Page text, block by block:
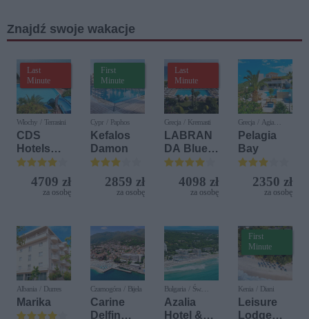
Znajdź swoje wakacje
Last
Minute
Włochy / Terrasini
CDS
Hotels
Terrasini
(ex. Citta
del Mare)
4709 zł
za osobę
First
Minute
Cypr / Paphos
Kefalos
Damon
2859 zł
za osobę
Last
Minute
Grecja / Kremasti
LABRAN
DA Blue
Bay
Resort
4098 zł
za osobę
Grecja / Agia
Pelagia
Pelagia
Bay
2350 zł
za osobę
Albania / Durres
Marika
Czarnogóra / Bijela
Carine
Delfin
Bułgaria / Św.
Konstantyn i Elena
Azalia
Hotel &
First
Minute
Kenia / Diani
Leisure
Lodge